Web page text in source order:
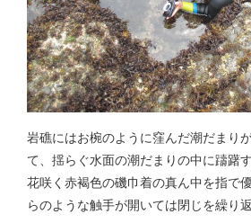
岩礁にはお椀のように窪んだ潮だまり
て、揺らぐ水面の潮だまりの中に躊躇
花咲く赤褐色の磯巾着の真ん中を指で
らのような触手が開いては閉じを繰り返